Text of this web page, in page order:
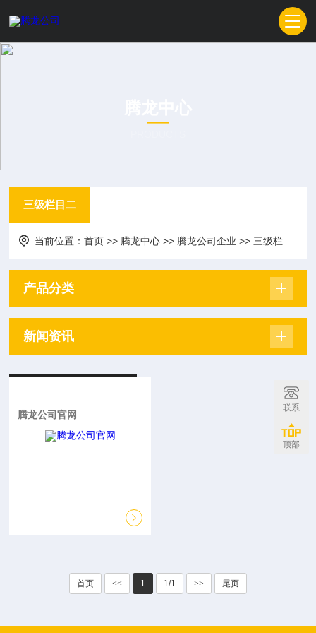
三级栏目二
当前位置：首页 >> 腾龙中心 >> 腾龙公司企业 >> 三级栏目二
产品分类
新闻资讯
腾龙公司官网
首页 << 1 1/1 >> 尾页
联系
顶部